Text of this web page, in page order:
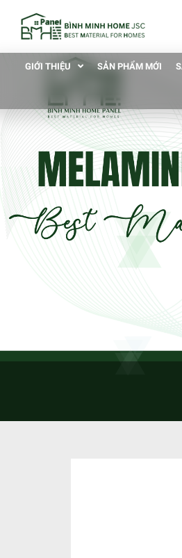
GIỚI THIỆU SẢN PHẨM MỚI